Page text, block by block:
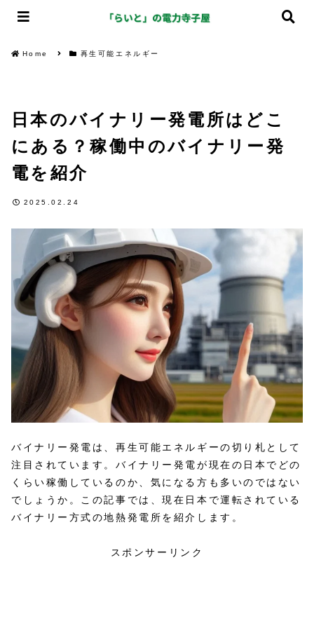
Home 再生可能エネルギー
日本のバイナリー発電所はどこ
にある？稼働中のバイナリー発
電を紹介
2025.02.24
バイナリー発電は、再生可能エネルギーの切り札として
注目されています。バイナリー発電が現在の日本でどの
くらい稼働しているのか、気になる方も多いのではない
でしょうか。この記事では、現在日本で運転されている
バイナリー方式の地熱発電所を紹介します。
スポンサーリンク